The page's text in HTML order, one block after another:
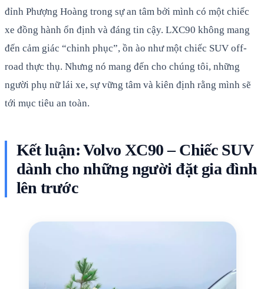
đỉnh Phượng Hoàng trong sự an tâm bởi mình có một chiếc
xe đồng hành ổn định và đáng tin cậy. LXC90 không mang
đến cảm giác “chinh phục”, ồn ào như một chiếc SUV off-
road thực thụ. Nhưng nó mang đến cho chúng tôi, những
người phụ nữ lái xe, sự vững tâm và kiên định rằng mình sẽ
tới mục tiêu an toàn.
Kết luận: Volvo XC90 – Chiếc SUV
dành cho những người đặt gia đình
lên trước